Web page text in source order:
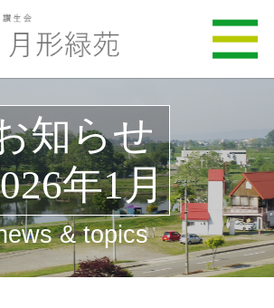
知らせ
年1月
& topics